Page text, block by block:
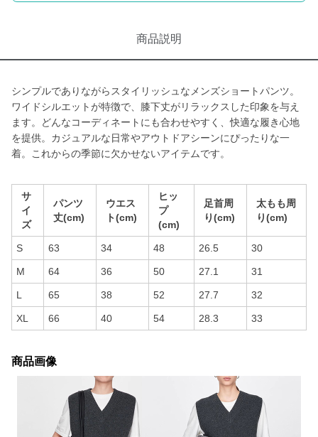
商品説明
シンプルでありながらスタイリッシュなメンズショートパンツ。
ワイドシルエットが特徴で、膝下丈がリラックスした印象を与え
ます。どんなコーディネートにも合わせやすく、快適な履き心地
を提供。カジュアルな日常やアウトドアシーンにぴったりな一
着。これからの季節に欠かせないアイテムです。
サ
イ
ズ
パンツ
丈(cm)
ウエス
ト(cm)
ヒッ
プ
(cm)
足首周
り(cm)
太もも周
り(cm)
S 63 34 48 26.5 30
M 64 36 50 27.1 31
L 65 38 52 27.7 32
XL 66 40 54 28.3 33
商品画像